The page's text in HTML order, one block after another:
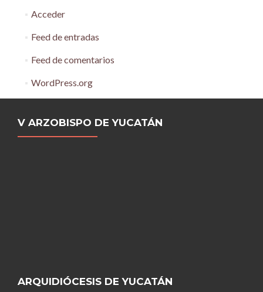
Acceder
Feed de entradas
Feed de comentarios
WordPress.org
V ARZOBISPO DE YUCATÁN
ARQUIDIÓCESIS DE YUCATÁN